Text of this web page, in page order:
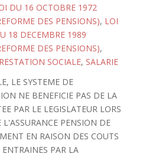
DU 16 OCTOBRE 1972
DES PENSIONS), LOI
18 DECEMBRE 1989
DES PENSIONS),
SOCIALE, SALARIE
LE SYSTEME DE
NE BENEFICIE PAS DE LA
PAR LE LEGISLATEUR LORS
PENSION DE
EN RAISON DES COUTS
PAR LA